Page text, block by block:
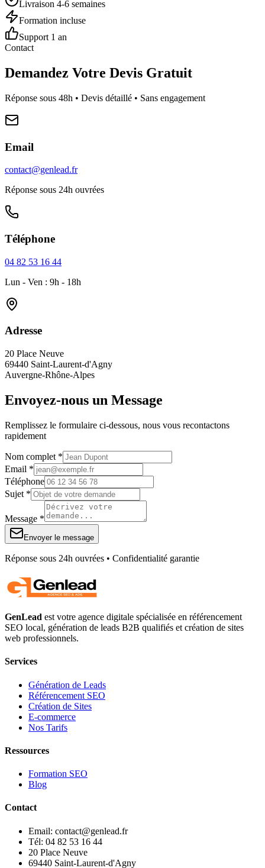
Livraison 4-6 semaines
Formation incluse
Support 1 an
Contact
Demandez Votre Devis Gratuit
Réponse sous 48h • Devis détaillé • Sans engagement
Email
contact@genlead.fr
Réponse sous 24h ouvrées
Téléphone
04 82 53 16 44
Lun - Ven : 9h - 18h
Adresse
20 Place Neuve
69440 Saint-Laurent-d'Agny
Auvergne-Rhône-Alpes
Envoyez-nous un Message
Remplissez le formulaire ci-dessous, nous vous recontactons
rapidement
Nom complet *
Email *
Téléphone
Sujet *
Message *
Envoyer le message
Réponse sous 24h ouvrées • Confidentialité garantie
GenLead est votre agence digitale spécialisée en référencement
SEO local, génération de leads B2B qualifiés et création de sites
web professionnels.
Services
Génération de Leads
Référencement SEO
Création de Sites
E-commerce
Nos Tarifs
Ressources
Formation SEO
Blog
Contact
Email: contact@genlead.fr
Tél: 04 82 53 16 44
20 Place Neuve
69440 Saint-Laurent-d'Agny